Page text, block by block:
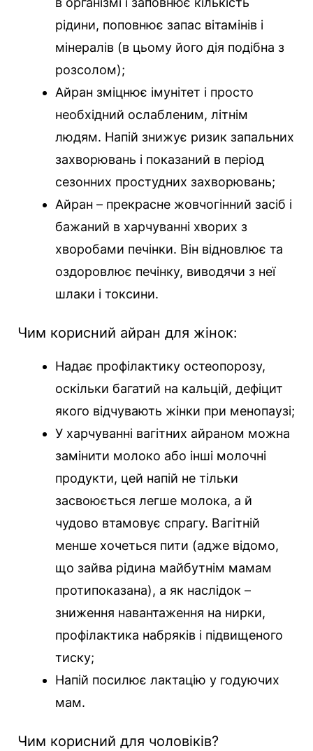
рідини, поповнює запас вітамінів і
мінералів (в цьому його дія подібна з
розсолом);
Айран зміцнює імунітет і просто
необхідний ослабленим, літнім
людям. Напій знижує ризик запальних
захворювань і показаний в період
сезонних простудних захворювань;
Айран – прекрасне жовчогінний засіб і
бажаний в харчуванні хворих з
хворобами печінки. Він відновлює та
оздоровлює печінку, виводячи з неї
шлаки і токсини.
Чим корисний айран для жінок:
Надає профілактику остеопорозу,
оскільки багатий на кальцій, дефіцит
якого відчувають жінки при менопаузі;
У харчуванні вагітних айраном можна
замінити молоко або інші молочні
продукти, цей напій не тільки
засвоюється легше молока, а й
чудово втамовує спрагу. Вагітній
менше хочеться пити (адже відомо,
що зайва рідина майбутнім мамам
протипоказана), а як наслідок –
зниження навантаження на нирки,
профілактика набряків і підвищеного
тиску;
Напій посилює лактацію у годуючих
мам.
Чим корисний для чоловіків?